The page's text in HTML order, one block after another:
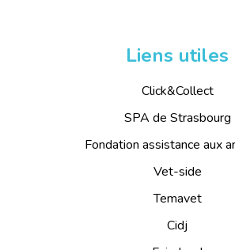
Liens utiles
Click&Collect
SPA de Strasbourg
Fondation assistance aux
Vet-side
Temavet
Cidj